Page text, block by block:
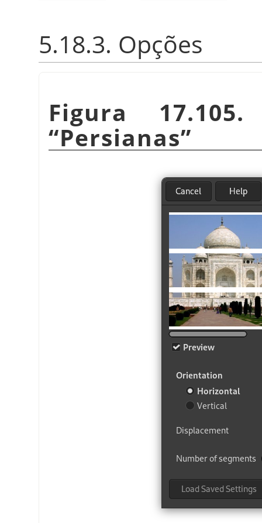
5.18.3. Opções
Figura
“Persianas”